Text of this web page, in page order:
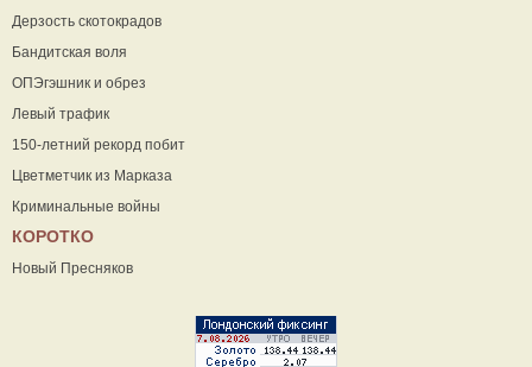
Дерзость скотокрадов
Бандитская воля
ОПЭгэшник и обрез
Левый трафик
150-летний рекорд побит
Цветметчик из Марказа
Криминальные войны
КОРОТКО
Новый Пресняков